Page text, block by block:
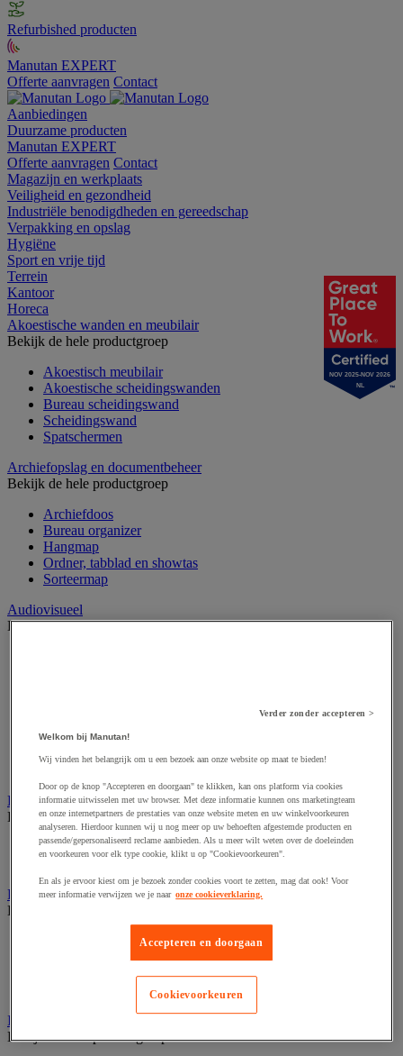
Refurbished producten
Manutan EXPERT
Offerte aanvragen Contact
Aanbiedingen
Duurzame producten
Manutan EXPERT
Offerte aanvragen Contact
Magazijn en werkplaats
Veiligheid en gezondheid
Industriële benodigdheden en gereedschap
Verpakking en opslag
Hygiëne
Sport en vrije tijd
Terrein
Kantoor
Horeca
Akoestische wanden en meubilair
Bekijk de hele productgroep
Akoestisch meubilair
Akoestische scheidingswanden
Bureau scheidingswand
Scheidingswand
Spatschermen
Archiefopslag en documentbeheer
Bekijk de hele productgroep
Archiefdoos
Bureau organizer
Hangmap
Ordner, tabblad en showtas
Sorteermap
Audiovisueel
Bekijk de hele productgroep
Projectie en videoprojectie-apparatuur
Studioverlichting en accessoires
Bewegwijzering en aanduidingsborden
Bekijk de hele productgroep
Deurnaambord
Folderrek en -houder
Bekijk de hele productgroep
Mobiel folderrek
Tafel folderstandaard
Inname en beheer van geld
Bekijk de hele productgroep
NOV 2025-NOV 2026
NL
Verder zonder accepteren >
Welkom bij Manutan!
Wij vinden het belangrijk om u een bezoek aan onze website op maat te bieden!
Door op de knop "Accepteren en doorgaan" te klikken, kan ons platform via cookies
informatie uitwisselen met uw browser. Met deze informatie kunnen ons marketingteam
en onze internetpartners de prestaties van onze website meten en uw winkelvoorkeuren
analyseren. Hierdoor kunnen wij u nog meer op uw behoeften afgestemde producten en
passende/gepersonaliseerd reclame aanbieden. Als u meer wilt weten over de doeleinden
en voorkeuren voor elk type cookie, klikt u op "Cookievoorkeuren".
En als je ervoor kiest om je bezoek zonder cookies voort te zetten, mag dat ook! Voor
meer informatie verwijzen we je naar onze cookieverklaring.
Accepteren en doorgaan
Cookievoorkeuren